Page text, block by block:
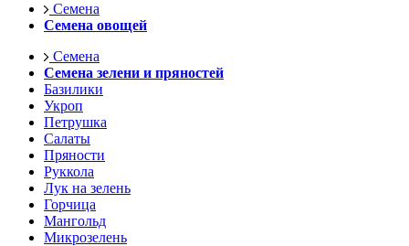
Семена
Семена овощей
Семена
Семена зелени и пряностей
Базилики
Укроп
Петрушка
Салаты
Пряности
Руккола
Лук на зелень
Горчица
Мангольд
Микрозелень